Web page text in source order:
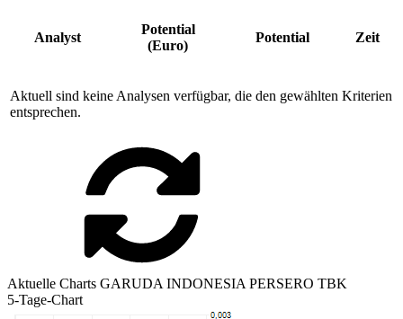
Analyst
Potential
(Euro)
Potential Zeit
Aktuell sind keine Analysen verfügbar, die den gewählten Kriterien
entsprechen.
Aktuelle Charts GARUDA INDONESIA PERSERO TBK
5-Tage-Chart